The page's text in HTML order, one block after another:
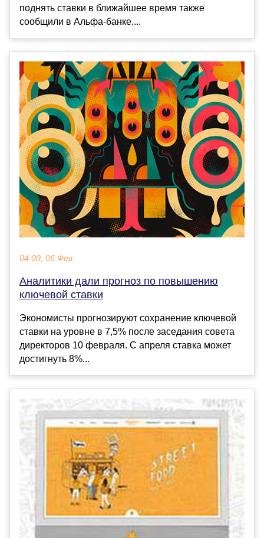
поднять ставки в ближайшее время также
сообщили в Альфа-банке....
04:00, 06 Фев
Аналитики дали прогноз по повышению
ключевой ставки
Экономисты прогнозируют сохранение ключевой
ставки на уровне в 7,5% после заседания совета
директоров 10 февраля. С апреля ставка может
достигнуть 8%...